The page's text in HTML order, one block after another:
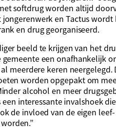
softdrug worden altijd
jongerenwerk en Tactus
en drug georganiseerd.
beeld te krijgen van het
een onafhankelijk
meerdere keren
worden opgepakt om
alcohol en meer
een interessante invalshoek
de invloed van de eigen